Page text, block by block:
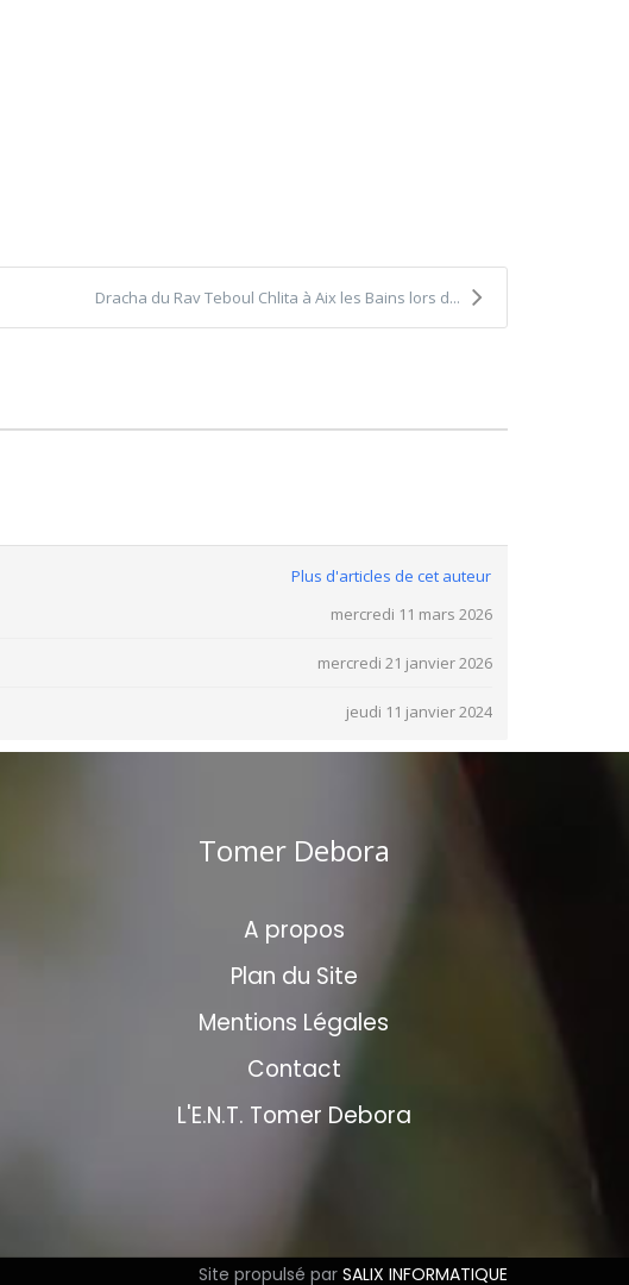
Dracha du Rav Teboul Chlita à Aix les Bains lors d...
Plus d'articles de cet auteur
mercredi 11 mars 2026
mercredi 21 janvier 2026
jeudi 11 janvier 2024
Tomer Debora
A propos
Plan du Site
Mentions Légales
Contact
L'E.N.T. Tomer Debora
Site propulsé par SALIX INFORMATIQUE